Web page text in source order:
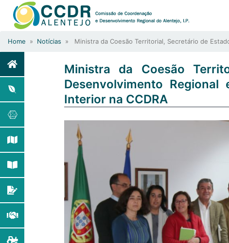
Home » Notícias » Ministra da Coesão Territorial, Secretário de
Ministra da Coesão
Desenvolvimento
Interior na CCDRA